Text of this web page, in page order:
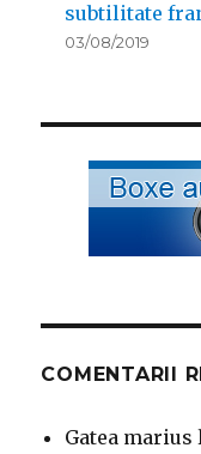
subtilitate
03/08/2019
COMENTARII
Gatea marius